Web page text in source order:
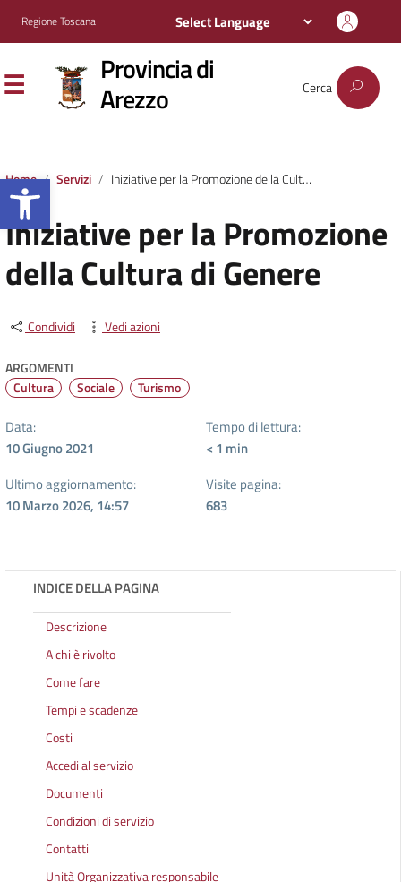
Apri la barra degli strumenti
Regione Toscana
Provincia di
Arezzo Cerca
Home Servizi Iniziative per la Promozione della Cultura di Genere
Iniziative per la Promozione
della Cultura di Genere
Condividi Vedi azioni
ARGOMENTI
Cultura Sociale Turismo
Data:
10 Giugno 2021
Tempo di lettura:
< 1 min
Ultimo aggiornamento:
10 Marzo 2026, 14:57
Visite pagina:
683
INDICE DELLA PAGINA
Descrizione
A chi è rivolto
Come fare
Tempi e scadenze
Costi
Accedi al servizio
Documenti
Condizioni di servizio
Contatti
Unità Organizzativa responsabile